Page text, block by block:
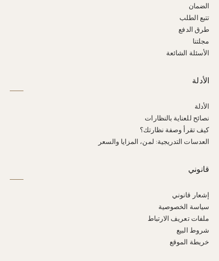
الضمان
تتبع الطلب
طرق الدفع
مجلتنا
الأسئلة الشائعة
الأدلة
الأدلة
نصائح للعناية بالنظارات
كيف تقرأ وصفة نظارتك؟
العدسات التدريجية: لمن، المزايا والسعر
قانوني
إشعار قانوني
سياسة الخصوصية
ملفات تعريف الارتباط
شروط البيع
خريطة الموقع